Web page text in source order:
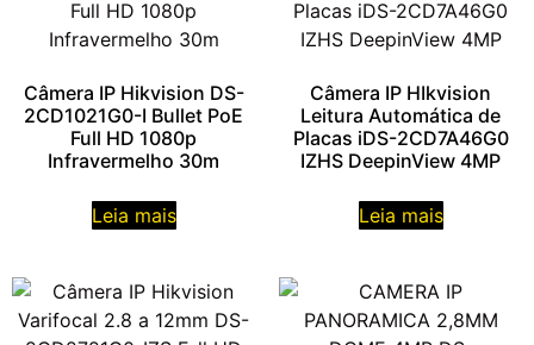
Câmera IP Hikvision DS-
2CD1021G0-I Bullet PoE
Full HD 1080p
Infravermelho 30m
Leia mais
Câmera IP HIkvision
Leitura Automática de
Placas iDS-2CD7A46G0
IZHS DeepinView 4MP
Leia mais